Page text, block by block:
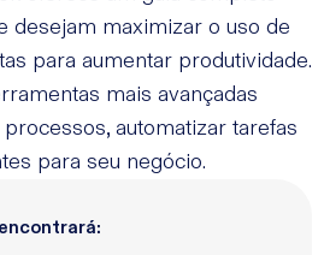
desejam maximizar o uso de
para aumentar produtividade.
mais avançadas
automatizar tarefas
para seu negócio.